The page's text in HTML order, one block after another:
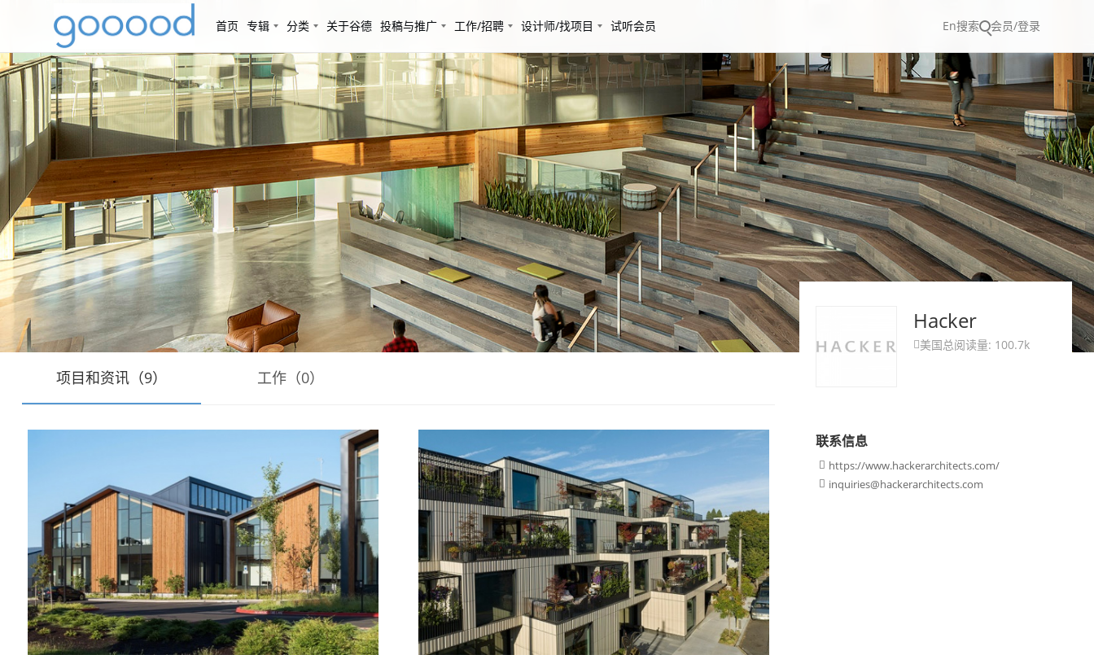
首页 专辑 分类 关于谷德 投稿与推广 工作/招聘 设计师/找项目 试听会员 En搜索 会员/登录
项目和资讯（9） 工作（0）
Hacker
 美国总阅读量: 100.7k
联系信息
 https://www.hackerarchitects.com/
 inquiries@hackerarchitects.com